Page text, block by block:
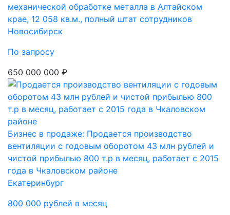
механической обработке металла в Алтайском
крае, 12 058 кв.м., полный штат сотрудников
Новосибирск
По запросу
650 000 000 ₽
Бизнес в продаже: Продается производство
вентиляции с годовым оборотом 43 млн рублей и
чистой прибылью 800 т.р в месяц, работает с 2015
года в Чкаловском районе
Екатеринбург
800 000 рублей в месяц